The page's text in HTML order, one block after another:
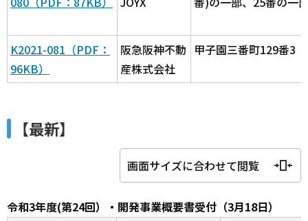
K2021-081（PDF：
96KB）
阪急阪神不動
産株式会社
甲子園三番町129番3
【最新】
画面サイズに合わせて閲覧
令和3年度(第24回）・開発事業概要書受付（3月18日）